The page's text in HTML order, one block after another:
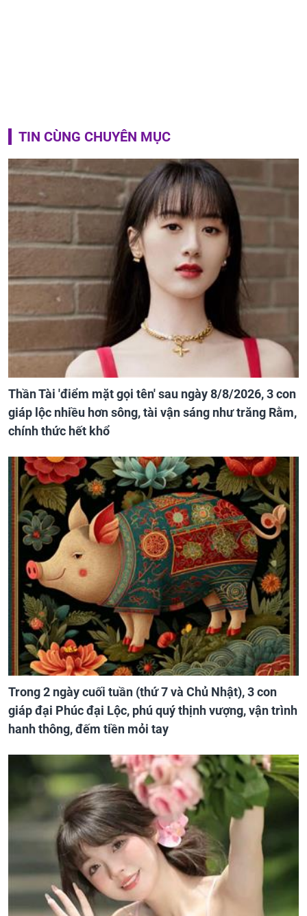
TIN CÙNG CHUYÊN MỤC
Thần Tài 'điểm mặt gọi tên' sau ngày 8/8/2026, 3 con
giáp lộc nhiều hơn sông, tài vận sáng như trăng Rằm,
chính thức hết khổ
Trong 2 ngày cuối tuần (thứ 7 và Chủ Nhật), 3 con
giáp đại Phúc đại Lộc, phú quý thịnh vượng, vận trình
hanh thông, đếm tiền mỏi tay